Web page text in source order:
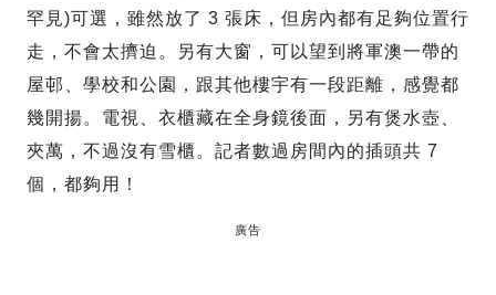
罕見)可選，雖然放了 3 張床，但房內都有足夠位置行
走，不會太擠迫。另有大窗，可以望到將軍澳一帶的
屋邨、學校和公園，跟其他樓宇有一段距離，感覺都
幾開揚。電視、衣櫃藏在全身鏡後面，另有煲水壺、
夾萬，不過沒有雪櫃。記者數過房間內的插頭共 7
個，都夠用！
廣告